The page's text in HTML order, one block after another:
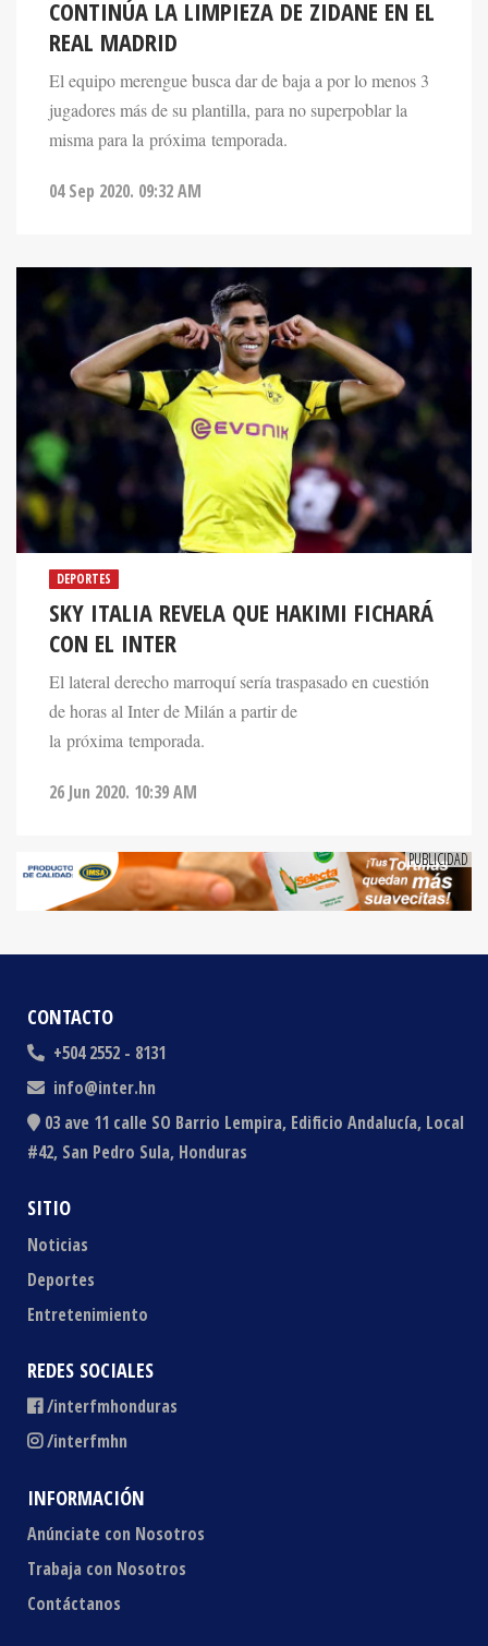
CONTINÚA LA LIMPIEZA DE ZIDANE EN EL
REAL MADRID
El equipo merengue busca dar de baja a por lo menos 3
jugadores más de su plantilla, para no superpoblar la
misma para la próxima temporada.
04 Sep 2020. 09:32 AM
DEPORTES
SKY ITALIA REVELA QUE HAKIMI FICHARÁ
CON EL INTER
El lateral derecho marroquí sería traspasado en cuestión
de horas al Inter de Milán a partir de
la próxima temporada.
26 Jun 2020. 10:39 AM
CONTACTO
+504 2552 - 8131
info@inter.hn
03 ave 11 calle SO Barrio Lempira, Edificio Andalucía, Local
#42, San Pedro Sula, Honduras
SITIO
Noticias
Deportes
Entretenimiento
REDES SOCIALES
/interfmhonduras
/interfmhn
INFORMACIÓN
Anúnciate con Nosotros
Trabaja con Nosotros
Contáctanos